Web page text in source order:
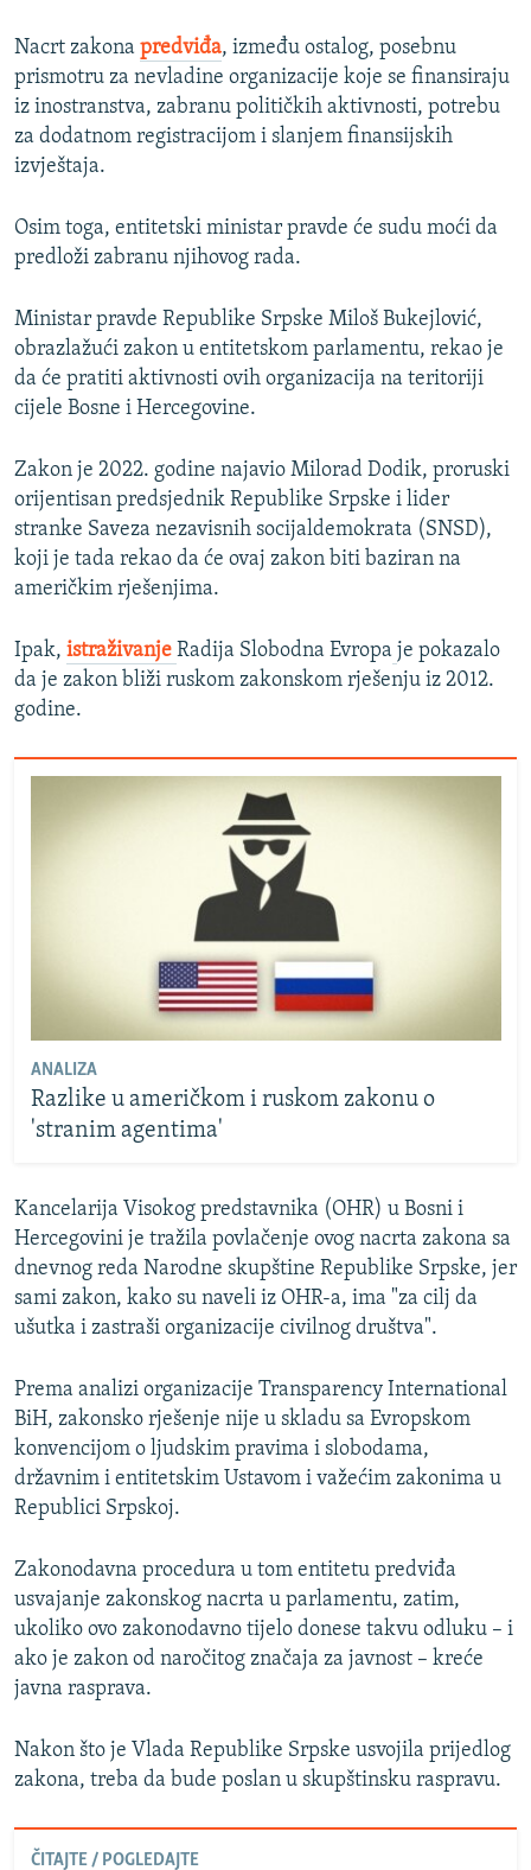
Nacrt zakona predviđa, između ostalog, posebnu
prismotru za nevladine organizacije koje se finansiraju
iz inostranstva, zabranu političkih aktivnosti, potrebu
za dodatnom registracijom i slanjem finansijskih
izvještaja.
Osim toga, entitetski ministar pravde će sudu moći da
predloži zabranu njihovog rada.
Ministar pravde Republike Srpske Miloš Bukejlović,
obrazlažući zakon u entitetskom parlamentu, rekao je
da će pratiti aktivnosti ovih organizacija na teritoriji
cijele Bosne i Hercegovine.
Zakon je 2022. godine najavio Milorad Dodik, proruski
orijentisan predsjednik Republike Srpske i lider
stranke Saveza nezavisnih socijaldemokrata (SNSD),
koji je tada rekao da će ovaj zakon biti baziran na
američkim rješenjima.
Ipak, istraživanje Radija Slobodna Evropa je pokazalo
da je zakon bliži ruskom zakonskom rješenju iz 2012.
godine.
ANALIZA
Razlike u američkom i ruskom zakonu o
'stranim agentima'
Kancelarija Visokog predstavnika (OHR) u Bosni i
Hercegovini je tražila povlačenje ovog nacrta zakona sa
dnevnog reda Narodne skupštine Republike Srpske, jer
sami zakon, kako su naveli iz OHR-a, ima "za cilj da
ušutka i zastraši organizacije civilnog društva".
Prema analizi organizacije Transparency International
BiH, zakonsko rješenje nije u skladu sa Evropskom
konvencijom o ljudskim pravima i slobodama,
državnim i entitetskim Ustavom i važećim zakonima u
Republici Srpskoj.
Zakonodavna procedura u tom entitetu predviđa
usvajanje zakonskog nacrta u parlamentu, zatim,
ukoliko ovo zakonodavno tijelo donese takvu odluku – i
ako je zakon od naročitog značaja za javnost – kreće
javna rasprava.
Nakon što je Vlada Republike Srpske usvojila prijedlog
zakona, treba da bude poslan u skupštinsku raspravu.
ČITAJTE / POGLEDAJTE